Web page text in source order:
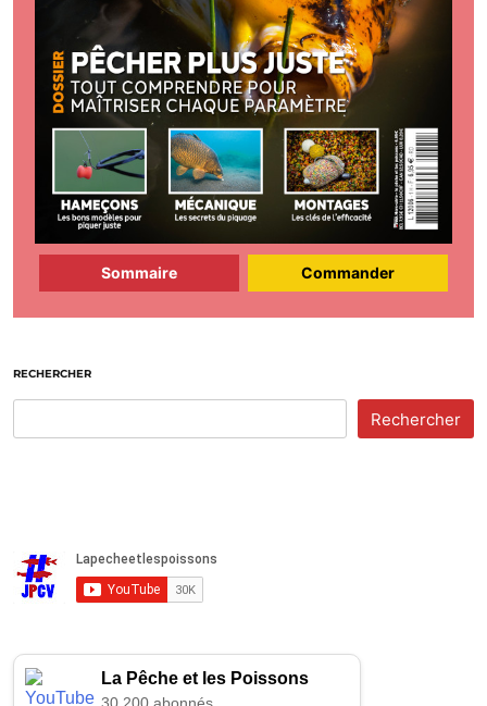
Sommaire Commander
RECHERCHER
Rechercher
La Pêche et les Poissons
30,200 abonnés